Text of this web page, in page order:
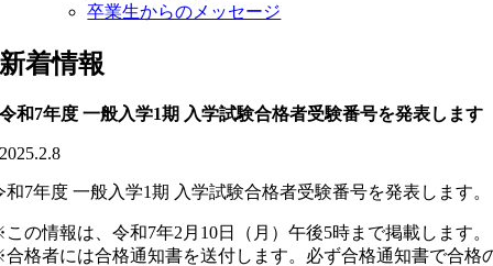
卒業生からのメッセージ
新着情報
令和7年度 一般入学1期 入学試験合格者受験番号を発表します
2025.2.8
和7年度 一般入学1期 入学試験合格者受験番号を発表します。
の情報は、令和7年2月10日（月）午後5時まで掲載します。
格者には合格通知書を送付します。必ず合格通知書で合格